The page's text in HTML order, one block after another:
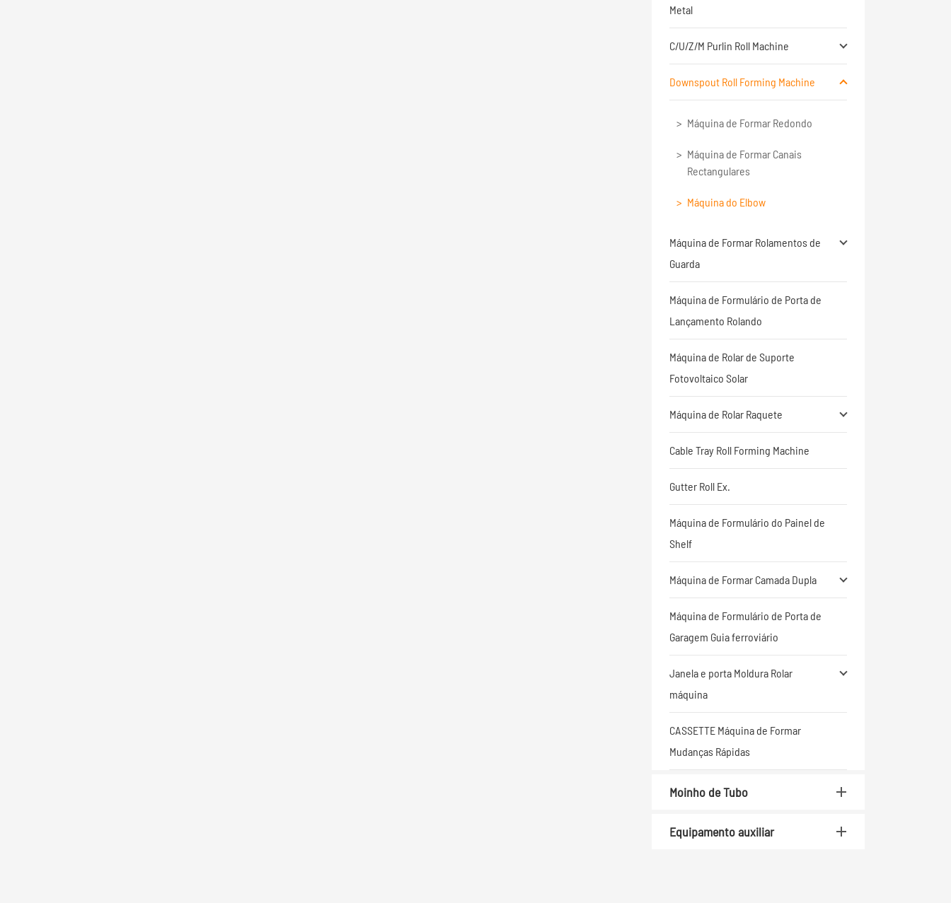
Metal
C/U/Z/M Purlin Roll Machine
Downspout Roll Forming Machine
Máquina de Formar Redondo
Máquina de Formar Canais
Rectangulares
Máquina do Elbow
Máquina de Formar Rolamentos de
Guarda
Máquina de Formulário de Porta de
Lançamento Rolando
Máquina de Rolar de Suporte
Fotovoltaico Solar
Máquina de Rolar Raquete
Cable Tray Roll Forming Machine
Gutter Roll Ex.
Máquina de Formulário do Painel de
Shelf
Máquina de Formar Camada Dupla
Máquina de Formulário de Porta de
Garagem Guia ferroviário
Janela e porta Moldura Rolar
máquina
CASSETTE Máquina de Formar
Mudanças Rápidas
Moinho de Tubo
Equipamento auxiliar